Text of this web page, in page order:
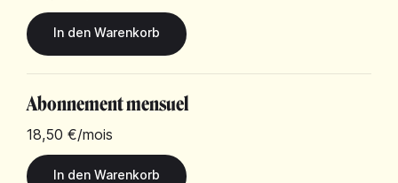
Abonnement mensuel
18,50 €/mois